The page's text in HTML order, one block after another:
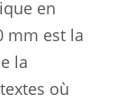
en
mm est la
la
où